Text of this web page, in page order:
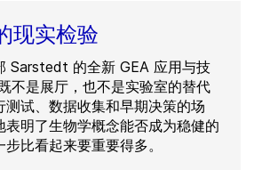
现实检验
Sarstedt 的全新 GEA 应用与技
不是展厅，也不是实验室的替代
测试、数据收集和早期决策的场
表明了生物学概念能否成为稳健的
比看起来要重要得多。